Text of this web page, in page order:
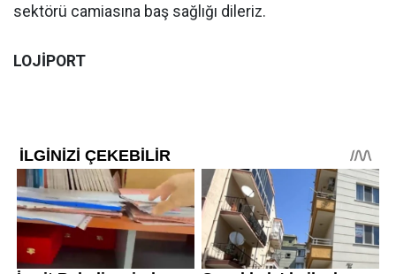
sektörü camiasına baş sağlığı dileriz.
LOJİPORT